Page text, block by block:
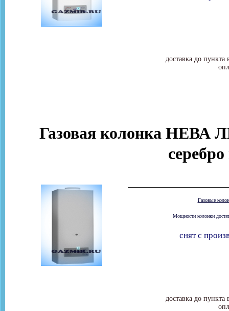
доставка до
Газовая колонка НЕВА
Газовые
Мощности колонки
доставка до
снят с